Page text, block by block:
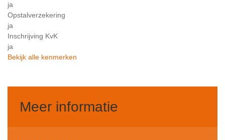
ja
Opstalverzekering
ja
Inschrijving KvK
ja
Bekijk alle kenmerken
Meer informatie